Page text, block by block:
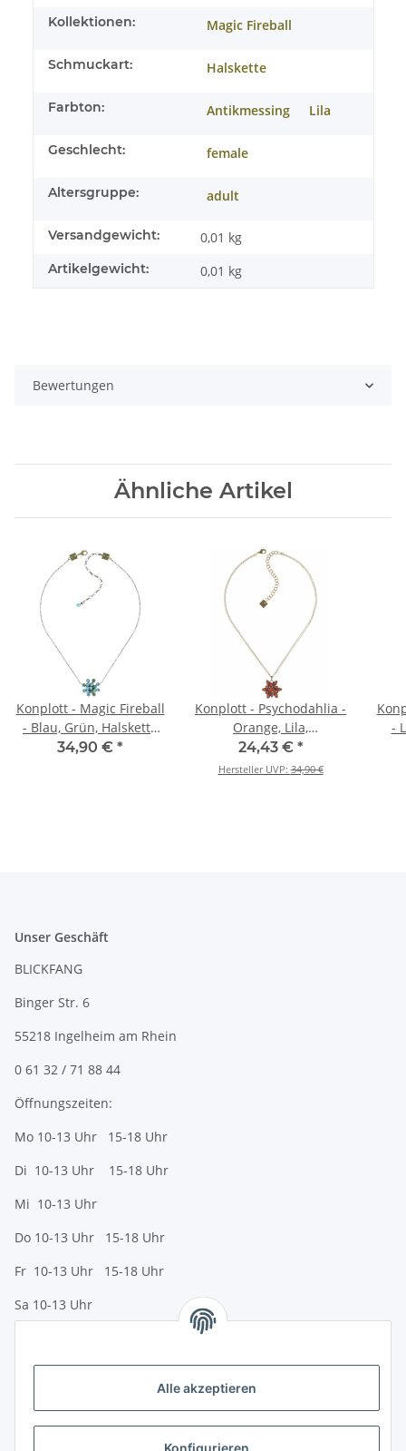
Alle akzeptieren
Kollektionen: Magic Fireball
Schmuckart: Halskette
Farbton: Antikmessing Lila
Geschlecht: female
Altersgruppe: adult
Versandgewicht: 0,01 kg
Artikelgewicht: 0,01 kg
Bewertungen
Ähnliche Artikel
Konplott - Magic Fireball
- Blau, Grün, Halskette
mit Anhänger
34,90 € *
Konplott - Psychodahlia -
Orange, Lila,
Antikmessing, Halskette
mit Anhänger
24,43 € *
Hersteller UVP:34,90 €
-
Unser Geschäft
BLICKFANG
Binger Str. 6
55218 Ingelheim am Rhein
0 61 32 / 71 88 44
Öffnungszeiten:
Mo 10-13 Uhr 15-18 Uhr
Di 10-13 Uhr 15-18 Uhr
Mi 10-13 Uhr
Do 10-13 Uhr 15-18 Uhr
Fr 10-13 Uhr 15-18 Uhr
Sa 10-13 Uhr
Vorkasse (per Bank-Überweisung)